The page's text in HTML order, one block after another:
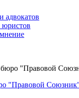
адвокатов
юристов
"Правовой